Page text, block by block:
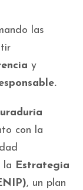
las
y
con la
la Estrategia
, un plan